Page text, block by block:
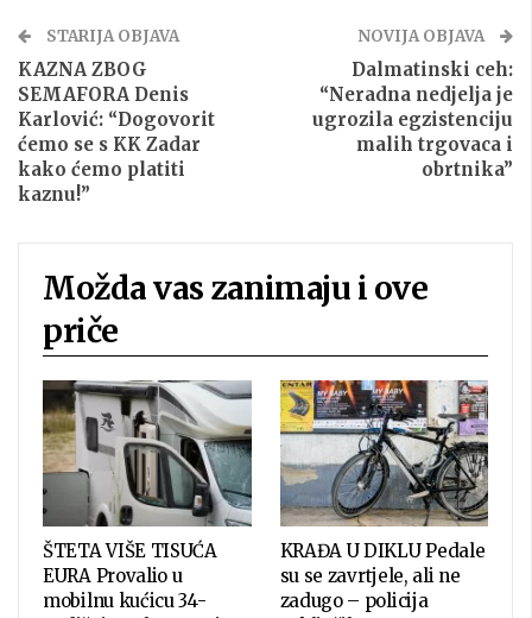
STARIJA OBJAVA
KAZNA ZBOG
SEMAFORA Denis
Karlović: “Dogovorit
ćemo se s KK Zadar
kako ćemo platiti
kaznu!”
NOVIJA OBJAVA
Dalmatinski ceh:
“Neradna nedjelja je
ugrozila egzistenciju
malih trgovaca i
obrtnika”
Možda vas zanimaju i ove
priče
ŠTETA VIŠE TISUĆA
EURA Provalio u
mobilnu kućicu 34-
KRAĐA U DIKLU Pedale
su se zavrtjele, ali ne
zadugo – policija